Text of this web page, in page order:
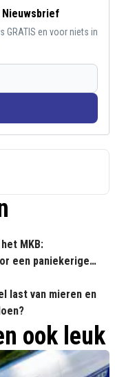
Nieuwsbrief
GRATIS en voor niets in
MKB:
een paniekerige
last van mieren en
ook leuk